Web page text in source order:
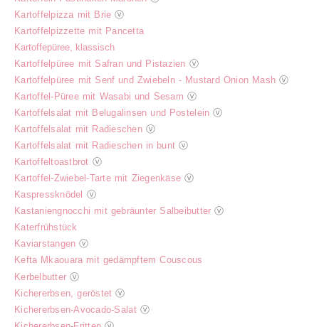
Kartoffelpizza mit Brie ⓥ
Kartoffelpizzette mit Pancetta
Kartoffepüree, klassisch
Kartoffelpüree mit Safran und Pistazien ⓥ
Kartoffelpüree mit Senf und Zwiebeln - Mustard Onion Mash ⓥ
Kartoffel-Püree mit Wasabi und Sesam ⓥ
Kartoffelsalat mit Belugalinsen und Postelein ⓥ
Kartoffelsalat mit Radieschen ⓥ
Kartoffelsalat mit Radieschen in bunt ⓥ
Kartoffeltoastbrot ⓥ
Kartoffel-Zwiebel-Tarte mit Ziegenkäse ⓥ
Kaspressknödel ⓥ
Kastaniengnocchi mit gebräunter Salbeibutter ⓥ
Katerfrühstück
Kaviarstangen ⓥ
Kefta Mkaouara mit gedämpftem Couscous
Kerbelbutter ⓥ
Kichererbsen, geröstet ⓥ
Kichererbsen-Avocado-Salat ⓥ